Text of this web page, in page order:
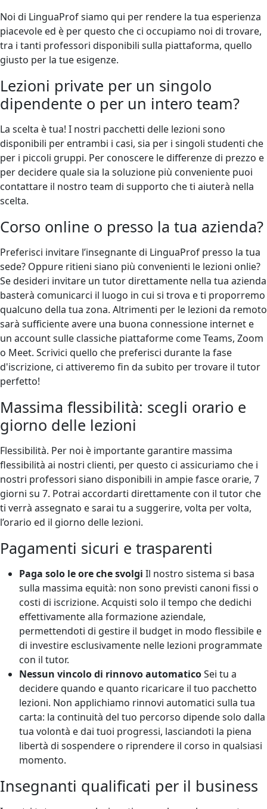
Noi di LinguaProf siamo qui per rendere la tua esperienza
piacevole ed è per questo che ci occupiamo noi di trovare,
tra i tanti professori disponibili sulla piattaforma, quello
giusto per la tue esigenze.
Lezioni private per un singolo
dipendente o per un intero team?
La scelta è tua! I nostri pacchetti delle lezioni sono
disponibili per entrambi i casi, sia per i singoli studenti che
per i piccoli gruppi. Per conoscere le differenze di prezzo e
per decidere quale sia la soluzione più conveniente puoi
contattare il nostro team di supporto che ti aiuterà nella
scelta.
Corso online o presso la tua azienda?
Preferisci invitare l’insegnante di LinguaProf presso la tua
sede? Oppure ritieni siano più convenienti le lezioni onlie?
Se desideri invitare un tutor direttamente nella tua azienda
basterà comunicarci il luogo in cui si trova e ti proporremo
qualcuno della tua zona. Altrimenti per le lezioni da remoto
sarà sufficiente avere una buona connessione internet e
un account sulle classiche piattaforme come Teams, Zoom
o Meet. Scrivici quello che preferisci durante la fase
d'iscrizione, ci attiveremo fin da subito per trovare il tutor
perfetto!
Massima flessibilità: scegli orario e
giorno delle lezioni
Flessibilità. Per noi è importante garantire massima
flessibilità ai nostri clienti, per questo ci assicuriamo che i
nostri professori siano disponibili in ampie fasce orarie, 7
giorni su 7. Potrai accordarti direttamente con il tutor che
ti verrà assegnato e sarai tu a suggerire, volta per volta,
l’orario ed il giorno delle lezioni.
Pagamenti sicuri e trasparenti
Paga solo le ore che svolgi Il nostro sistema si basa
sulla massima equità: non sono previsti canoni fissi o
costi di iscrizione. Acquisti solo il tempo che dedichi
effettivamente alla formazione aziendale,
permettendoti di gestire il budget in modo flessibile e
di investire esclusivamente nelle lezioni programmate
con il tutor.
Nessun vincolo di rinnovo automaticoSei tu a
decidere quando e quanto ricaricare il tuo pacchetto
lezioni. Non applichiamo rinnovi automatici sulla tua
carta: la continuità del tuo percorso dipende solo dalla
tua volontà e dai tuoi progressi, lasciandoti la piena
libertà di sospendere o riprendere il corso in qualsiasi
momento.
Insegnanti qualificati per il business